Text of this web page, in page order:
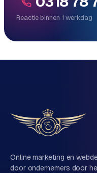
Reactie binnen 1 werkdag
Direct persoonlijk
Vertel ons
Naam
Online marketing en
door ondernemers door